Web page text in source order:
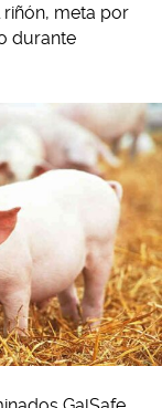
meta por
durante